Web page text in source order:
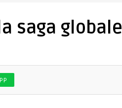
saga globale